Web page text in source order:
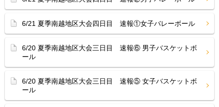
6/21 夏季南越地区大会四日目 速報①女子バレーボール
6/20 夏季南越地区大会三日目 速報⑥ 男子バスケットボ
ール
6/20 夏季南越地区大会三日目 速報⑤ 女子バスケットボ
ール